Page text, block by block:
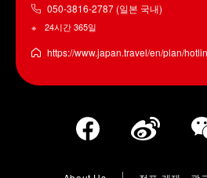
050-3816-2787 (일본 국내)
24시간 365일
https://www.japan.travel/en/plan/